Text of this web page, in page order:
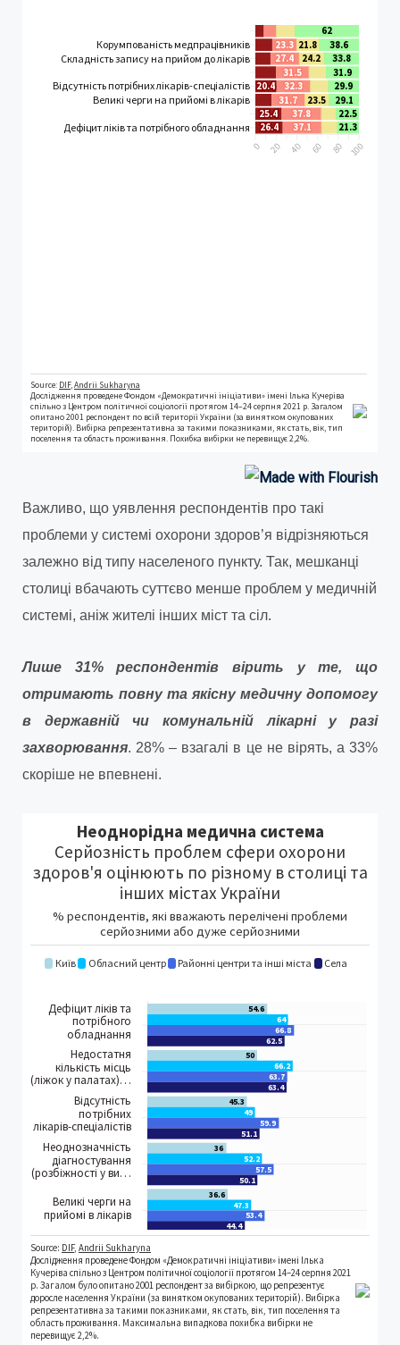
Важливо, що уявлення респондентів про такі
проблеми у системі охорони здоров’я відрізняються
залежно від типу населеного пункту. Так, мешканці
столиці вбачають суттєво менше проблем у медичній
системі, аніж жителі інших міст та сіл.
Лише 31% респондентів вірить у те, що
отримають повну та якісну медичну допомогу
в державній чи комунальній лікарні у разі
захворювання. 28% – взагалі в це не вірять, а 33%
скоріше не впевнені.